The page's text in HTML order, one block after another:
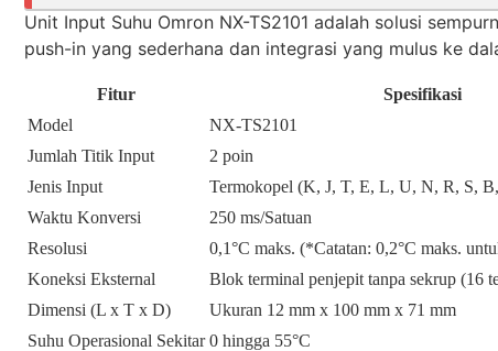
Unit Input Suhu Omron NX-TS2101 adalah solusi
push-in yang sederhana dan integrasi yang mulus ke
Fitur
Spesifikasi
Model
NX-TS2101
Jumlah Titik Input
2 poin
Jenis Input
Termokopel (K, J, T, E, L, U, N, R, S,
Waktu Konversi
250 ms/Satuan
Resolusi
0,1°C maks. (*Catatan: 0,2°C maks.
Koneksi Eksternal
Blok terminal penjepit tanpa sekrup (16
Dimensi (L x T x D)
Ukuran 12 mm x 100 mm x 71 mm
Suhu Operasional Sekitar 0 hingga 55°C